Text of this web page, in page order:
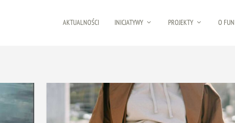
AKTUALNOŚCI INICJATYWY PROJEKTY O